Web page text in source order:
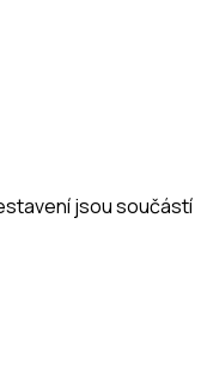
jsou součástí